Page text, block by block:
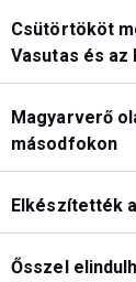
Csütörtököt
Vasutas és az
Magyarverő
másodfokon
Elkészítették
Ősszel